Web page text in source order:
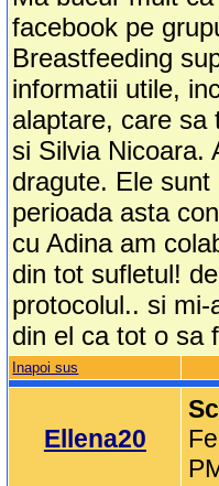
facebook pe
Breastfeeding
informatii utile,
alaptare, care sa
si Silvia Nicoara.
dragute. Ele
perioada asta
cu Adina am
din tot sufletul!
protocolul.. si
din el ca tot o sa
Inapoi sus
Ellena20